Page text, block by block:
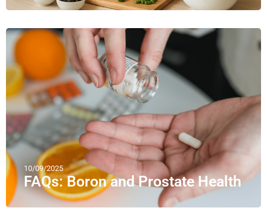
10/09/2025
FAQs: Boron and Prostate Health